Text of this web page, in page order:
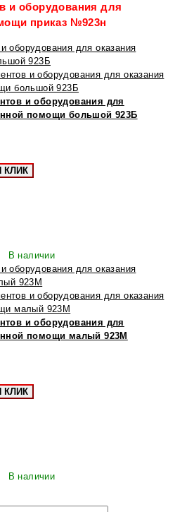
и оборудования для
приказ №923н
и оборудования для
помощи большой 923Б
КЛИК
В наличии
и оборудования для
помощи малый 923М
КЛИК
В наличии